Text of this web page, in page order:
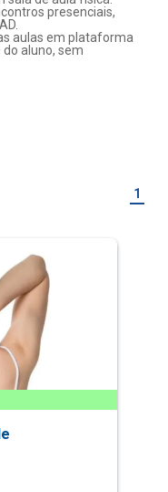
presenciais,
aulas em plataforma
aluno, sem
1